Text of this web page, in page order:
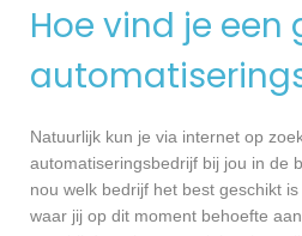
Hoe vind je een
Natuurlijk kun je via internet op
automatiseringsbedrijf bij jou in de
nou welk bedrijf het best geschikt
waar jij op dit moment behoefte